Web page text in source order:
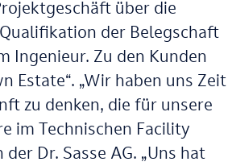
über die
der Belegschaft
Ingenieur. Zu den Kunden
Estate“. „Wir haben uns Zeit
zu denken, die für unsere
im Technischen Facility
Dr. Sasse AG. „Uns hat